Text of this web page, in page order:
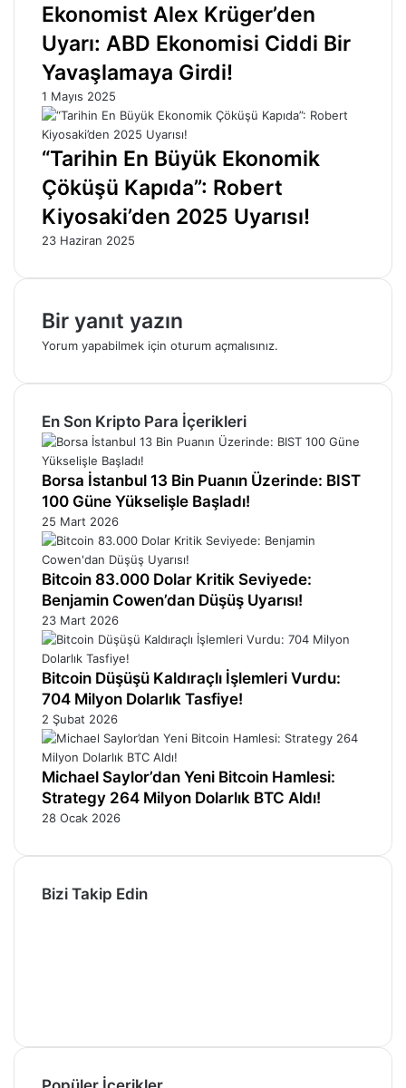
Ekonomist Alex Krüger’den
Uyarı: ABD Ekonomisi Ciddi Bir
Yavaşlamaya Girdi!
1 Mayıs 2025
“Tarihin En Büyük Ekonomik
Çöküşü Kapıda”: Robert
Kiyosaki’den 2025 Uyarısı!
23 Haziran 2025
Bir yanıt yazın
Yorum yapabilmek için oturum açmalısınız.
En Son Kripto Para İçerikleri
Borsa İstanbul 13 Bin Puanın Üzerinde: BIST
100 Güne Yükselişle Başladı!
25 Mart 2026
Bitcoin 83.000 Dolar Kritik Seviyede:
Benjamin Cowen’dan Düşüş Uyarısı!
23 Mart 2026
Bitcoin Düşüşü Kaldıraçlı İşlemleri Vurdu:
704 Milyon Dolarlık Tasfiye!
2 Şubat 2026
Michael Saylor’dan Yeni Bitcoin Hamlesi:
Strategy 264 Milyon Dolarlık BTC Aldı!
28 Ocak 2026
Bizi Takip Edin